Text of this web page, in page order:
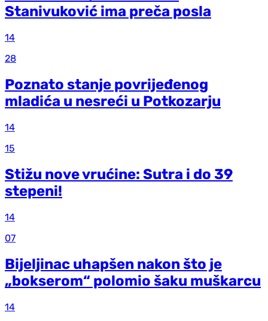
Stanivuković ima preča posla
14
28
Poznato stanje povrijeđenog
mladića u nesreći u Potkozarju
14
15
Stižu nove vrućine: Sutra i do 39
stepeni!
14
07
Bijeljinac uhapšen nakon što je
„bokserom“ polomio šaku muškarcu
14